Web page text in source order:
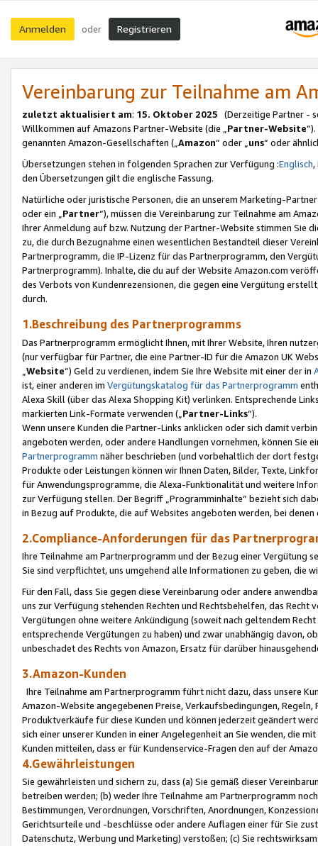
Anmelden oder Registrieren
Vereinbarung zur Teilnahme am
zuletzt aktualisiert am: 15. Oktober 2025 (Derzeitige Partner -
Willkommen auf Amazons Partner-Website (die „Partner-Website
genannten Amazon-Gesellschaften („Amazon“ oder „uns“ oder
Übersetzungen stehen in folgenden Sprachen zur Verfügung :Englisch,
den Übersetzungen gilt die englische Fassung.
Natürliche oder juristische Personen, die an unserem Marketing-
oder ein „Partner“), müssen die Vereinbarung zur Teilnahme am
Ihrer Anmeldung auf bzw. Nutzung der Partner-Website stimmen Sie
zu, die durch Bezugnahme einen wesentlichen Bestandteil dieser
Partnerprogramm, die IP-Lizenz für das Partnerprogramm, den
Partnerprogramm). Inhalte, die du auf der Website Amazon.com
des Verbots von Kundenrezensionen, die gegen eine Vergütung
durch.
1.Beschreibung des Partnerprogramms
Das Partnerprogramm ermöglicht Ihnen, mit Ihrer Website, Ihren
(nur verfügbar für Partner, die eine Partner-ID für die Amazon UK
Website“) Geld zu verdienen, indem Sie Ihre Website mit einer der in
ist, einer anderen im Vergütungskatalog für das Partnerprogramm
Alexa Skill (über das Alexa Shopping Kit) verlinken. Entsprechende
markierten Link-Formate verwenden („ Partner-Links“).
Wenn unsere Kunden die Partner-Links anklicken oder sich damit
angeboten werden, oder andere Handlungen vornehmen, können Sie
Partnerprogramm näher beschrieben (und vorbehaltlich der dort
Produkte oder Leistungen können wir Ihnen Daten, Bilder, Texte,
für Anwendungsprogramme, die Alexa-Funktionalität und weitere
zur Verfügung stellen. Der Begriff „Programminhalte“ bezieht sich
in Bezug auf Produkte, die auf Websites angeboten werden, bei
2.Compliance-Anforderungen für das
Ihre Teilnahme am Partnerprogramm und der Bezug einer Vergütung
Sie sind verpflichtet, uns umgehend alle Informationen zu geben, die
Für den Fall, dass Sie gegen diese Vereinbarung oder andere
uns zur Verfügung stehenden Rechten und Rechtsbehelfen, das
Vergütungen ohne weitere Ankündigung (soweit nach geltendem
entsprechende Vergütungen zu haben) und zwar unabhängig davon,
unbeschadet des Rechts von Amazon, Ersatz für darüber
3.Amazon-Kunden
Ihre Teilnahme am Partnerprogramm führt nicht dazu, dass unsere
Amazon-Website angegebenen Preise, Verkaufsbedingungen,
Produktverkäufe für diese Kunden und können jederzeit geändert
sich einer unserer Kunden in einer Angelegenheit an Sie wenden, die
Kunden mitteilen, dass er für Kundenservice-Fragen den auf der
4.Gewährleistungen
Sie gewährleisten und sichern zu, dass (a) Sie gemäß dieser
betreiben werden; (b) weder Ihre Teilnahme am Partnerprogramm
Bestimmungen, Verordnungen, Vorschriften, Anordnungen,
Gerichtsurteile und -beschlüsse oder andere Auflagen einer für Sie
Datenschutz, Werbung und Marketing) verstoßen; (c) Sie